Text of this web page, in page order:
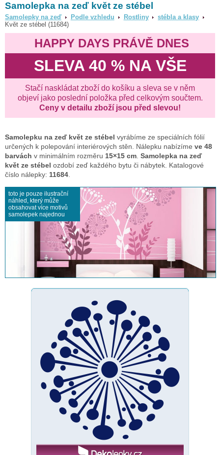
Samolepka na zeď květ ze stébel
Samolepky na zeď Podle vzhledu Rostliny
stébla a klasy
Květ ze stébel (11684)
HAPPY DAYS PRÁVĚ DNES
SLEVA 40 % NA VŠE
Stačí naskládat zboží do košíku a sleva se v něm
objeví jako poslední položka před celkovým součtem.
Ceny v detailu zboží jsou před slevou!
Samolepku na zeď květ ze stébel vyrábíme ze speciálních fólií
určených k polepování interiérových stěn. Nálepku nabízíme ve 48
barvách v minimálním rozměru 15×15 cm Samolepka na zeď
květ ze stébel ozdobí zeď každého bytu či nábytek. Katalogové
číslo nálepky: 11684
toto je pouze ilustrační
náhled, který může
obsahovat více motivů
samolepek najednou